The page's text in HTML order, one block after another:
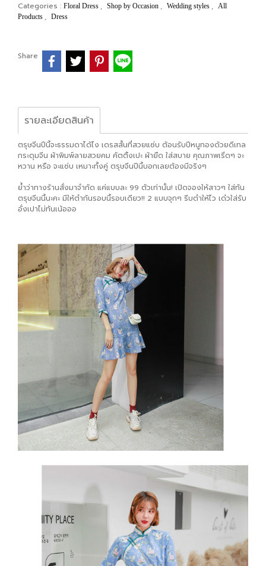
Categories : Floral Dress , Shop by Occasion , Wedding styles , All
Products , Dress
Share
รายละเอียดสินค้า
ตรุษจีนปีนี้จะธรรมดาได้ไง เดรสสั้นที่สวยแซ่บ ต้อนรับปีหนูทองด้วยดีเทล
กระดุมจีน ผ้าพิมพ์ลายสวยคม คัตติ้งเปะ ผ้ายืด ใส่สบาย คุณภาพเริ่ดๆ จะ
หวาน หรือ จะแซ่บ เหมาะทั้งคู่ ตรุษจีนปีนี้บอกเลยต้องมีจริงๆ
ย้ำว่าทางร้านสั่งมาจำกัด แค่แบบละ 99 ตัวเท่านั้น! เปิดจองให้สาวๆ ใส่ทัน
ตรุษจีนนี้นะคะ มีให้ตำกันรอบนี้รอบเดียว!! 2 แบบจุกๆ รีบตำให้ไว เด๋วใส่รับ
อั่งเปาไม่ทันเน้อออ